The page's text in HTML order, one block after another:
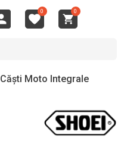
0 0
Căști Moto Integrale